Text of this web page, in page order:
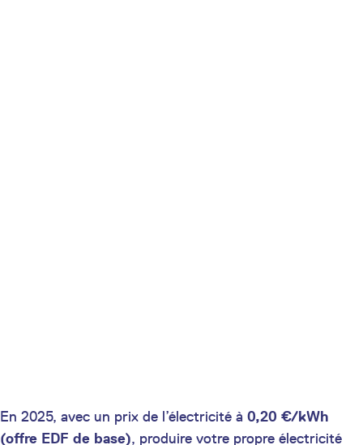
En 2025, avec un prix de l’électricité à 0,20 €/kWh
(offre EDF de base), produire votre propre électricité